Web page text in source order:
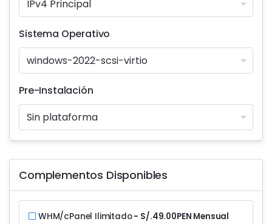
Sistema Operativo
Pre-Instalación
Complementos Disponibles
WHM/cPanel Ilimitado- S/.49.00PEN Mensual